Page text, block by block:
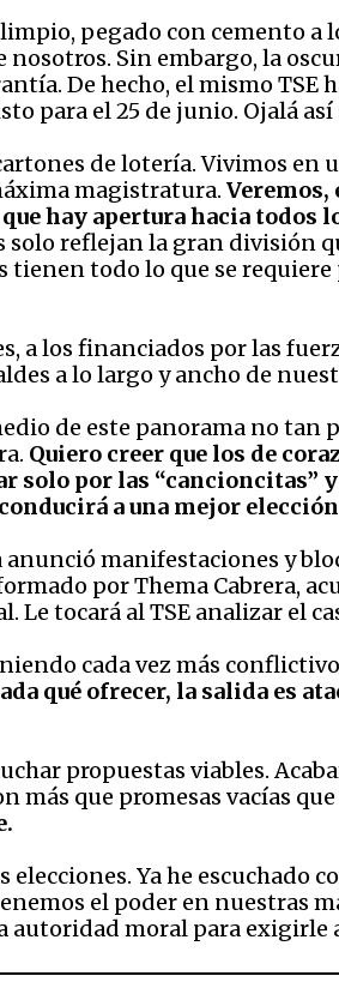
pegado con cemento a
Sin embargo, la
De hecho, el mismo TSE
para el 25 de junio. Ojalá así
de lotería. Vivimos en
magistratura. Veremos,
hay apertura hacia todos
solo reflejan la gran división
todo lo que se
a los financiados por las
a lo largo y ancho de
de este panorama no tan
Quiero creer que los de
solo por las “cancioncitas”
a una mejor
manifestaciones y
por Thema Cabrera,
tocará al TSE analizar el
cada vez más
qué ofrecer, la salida es
propuestas viables.
que promesas vacías
elecciones. Ya he escuchado
el poder en nuestras
autoridad moral para exigirle